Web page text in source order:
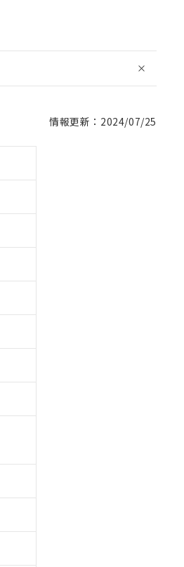
情報更新：2024/07/25
可能な商品です。
える予定のある商品です。